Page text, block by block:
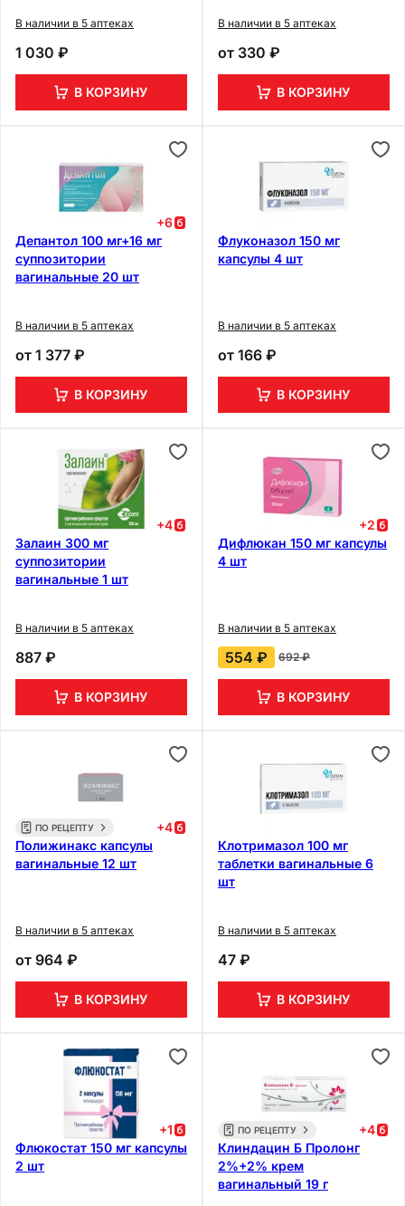
В наличии в 5 аптеках
1 030 ₽
В КОРЗИНУ
В наличии в 5 аптеках
от 330 ₽
В КОРЗИНУ
+6
Депантол 100 мг+16 мг
суппозитории
вагинальные 20 шт
В наличии в 5 аптеках
от 1 377 ₽
В КОРЗИНУ
Флуконазол 150 мг
капсулы 4 шт
В наличии в 5 аптеках
от 166 ₽
В КОРЗИНУ
+4
Залаин 300 мг
суппозитории
вагинальные 1 шт
В наличии в 5 аптеках
887 ₽
В КОРЗИНУ
+2
Дифлюкан 150 мг капсулы
4 шт
В наличии в 5 аптеках
554 ₽ 692 ₽
В КОРЗИНУ
ПО РЕЦЕПТУ +4
Полижинакс капсулы
вагинальные 12 шт
В наличии в 5 аптеках
от 964 ₽
В КОРЗИНУ
Клотримазол 100 мг
таблетки вагинальные 6
шт
В наличии в 5 аптеках
47 ₽
В КОРЗИНУ
+1
Флюкостат 150 мг капсулы
2 шт
ПО РЕЦЕПТУ +4
Клиндацин Б Пролонг
2%+2% крем
вагинальный 19 г